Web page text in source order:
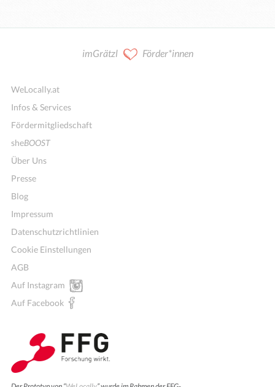
imGrätzl Förder*innen
WeLocally.at
Infos & Services
Fördermitgliedschaft
sheBOOST
Über Uns
Presse
Blog
Impressum
Datenschutzrichtlinien
Cookie Einstellungen
AGB
Auf Instagram
Auf Facebook